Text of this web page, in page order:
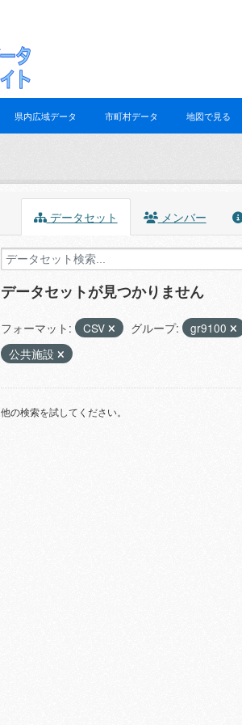
県内広域データ 市町村データ 地図で見る
データセット メンバー
データセットが見つかりません
フォーマット: CSV グループ: gr9100
公共施設
他の検索を試してください。